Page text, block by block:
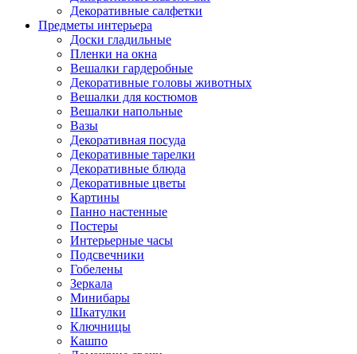
Декоративные салфетки
Предметы интерьера
Доски гладильные
Пленки на окна
Вешалки гардеробные
Декоративные головы животных
Вешалки для костюмов
Вешалки напольные
Вазы
Декоративная посуда
Декоративные тарелки
Декоративные блюда
Декоративные цветы
Картины
Панно настенные
Постеры
Интерьерные часы
Подсвечники
Гобелены
Зеркала
Минибары
Шкатулки
Ключницы
Кашпо